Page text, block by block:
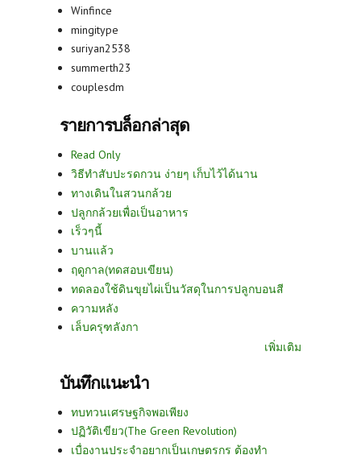
Winfince
mingitype
suriyan2538
summerth23
couplesdm
รายการบล็อกล่าสุด
Read Only
วิธีทำสับปะรดกวน ง่ายๆ เก็บไว้ได้นาน
ทางเดินในสวนกล้วย
ปลูกกล้วยเพื่อเป็นอาหาร
เร็วๆนี้
บานแล้ว
ฤดูกาล(ทดสอบเขียน)
ทดลองใช้ดินขุยไผ่เป็นวัสดุในการปลูกบอนสี
ความหลัง
เล็บครุฑลังกา
เพิ่มเติม
บันทึกแนะนำ
ทบทวนเศรษฐกิจพอเพียง
ปฏิวัติเขียว(The Green Revolution)
เบื่องานประจำอยากเป็นเกษตรกร ต้องทำ